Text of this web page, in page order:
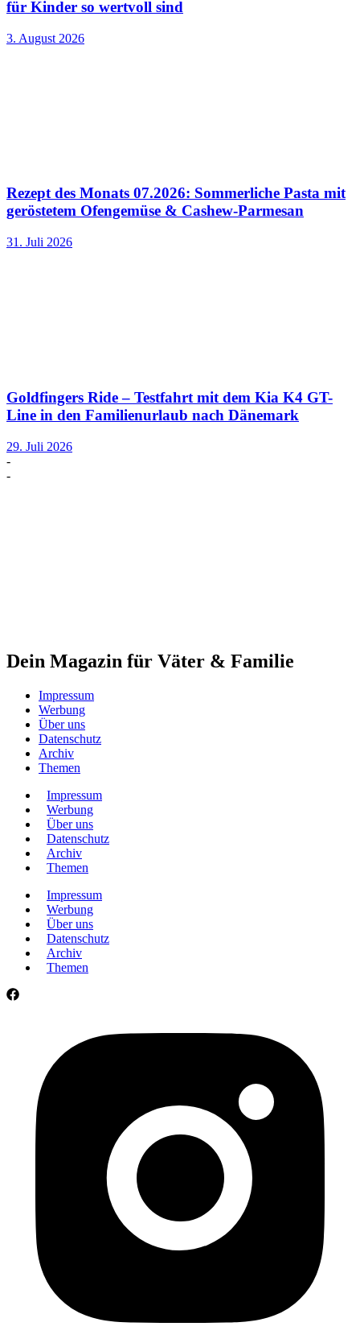
für Kinder so wertvoll sind
3. August 2026
Rezept des Monats 07.2026: Sommerliche Pasta mit
geröstetem Ofengemüse & Cashew-Parmesan
31. Juli 2026
Goldfingers Ride – Testfahrt mit dem Kia K4 GT-
Line in den Familienurlaub nach Dänemark
29. Juli 2026
-
-
Dein Magazin für Väter & Familie
Impressum
Werbung
Über uns
Datenschutz
Archiv
Themen
Impressum
Werbung
Über uns
Datenschutz
Archiv
Themen
Impressum
Werbung
Über uns
Datenschutz
Archiv
Themen